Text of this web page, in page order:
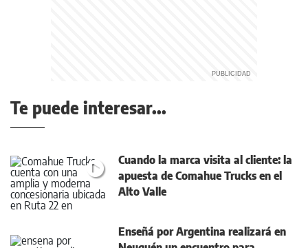
Te puede interesar...
Cuando la marca visita al cliente: la
apuesta de Comahue Trucks en el
Alto Valle
Enseñá por Argentina realizará en